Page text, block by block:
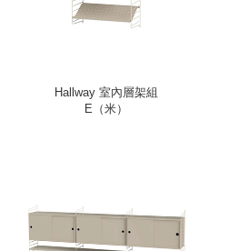
Hallway 室內層架組
E（米）